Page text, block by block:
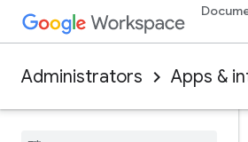
Administrators Apps &
Configurar o SSO
Visão geral técnica do SSO baseado
Requisitos de declaração de SSO